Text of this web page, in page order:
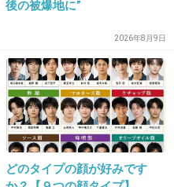
に聞く前にネットで
後の被爆地に”
2026年8月9日
どのタイプの顔が好みです